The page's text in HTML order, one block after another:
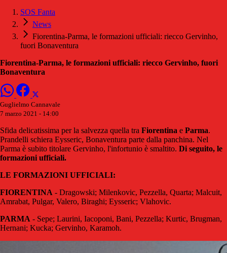
SOS Fanta
News
Fiorentina-Parma, le formazioni ufficiali: riecco Gervinho,
fuori Bonaventura
Fiorentina-Parma, le formazioni ufficiali: riecco Gervinho, fuori
Bonaventura
Guglielmo Cannavale
7 marzo 2021 - 14:00
Sfida delicatissima per la salvezza quella tra Fiorentina e Parma.
Prandelli schiera Eysseric, Bonaventura parte dalla panchina. Nel
Parma è subito titolare Gervinho, l'infortunio è smaltito. Di seguito, le
formazioni ufficiali.
LE FORMAZIONI UFFICIALI:
FIORENTINA - Dragowski; Milenkovic, Pezzella, Quarta; Malcuit,
Amrabat, Pulgar, Valero, Biraghi; Eysseric; Vlahovic.
PARMA - Sepe; Laurini, Iacoponi, Bani, Pezzella; Kurtic, Brugman,
Hernani; Kucka; Gervinho, Karamoh.